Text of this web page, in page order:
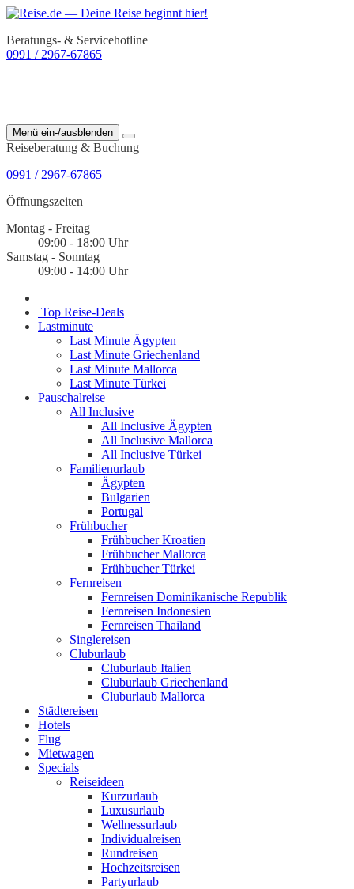
Beratungs- & Servicehotline
0991 / 2967-67865
Menü ein-/ausblenden
Reiseberatung & Buchung
0991 / 2967-67865
Öffnungszeiten
Montag - Freitag
09:00 - 18:00 Uhr
Samstag - Sonntag
09:00 - 14:00 Uhr
Top Reise-Deals
Lastminute
Last Minute Ägypten
Last Minute Griechenland
Last Minute Mallorca
Last Minute Türkei
Pauschalreise
All Inclusive
All Inclusive Ägypten
All Inclusive Mallorca
All Inclusive Türkei
Familienurlaub
Ägypten
Bulgarien
Portugal
Frühbucher
Frühbucher Kroatien
Frühbucher Mallorca
Frühbucher Türkei
Fernreisen
Fernreisen Dominikanische Republik
Fernreisen Indonesien
Fernreisen Thailand
Singlereisen
Cluburlaub
Cluburlaub Italien
Cluburlaub Griechenland
Cluburlaub Mallorca
Städtereisen
Hotels
Flug
Mietwagen
Specials
Reiseideen
Kurzurlaub
Luxusurlaub
Wellnessurlaub
Individualreisen
Rundreisen
Hochzeitsreisen
Partyurlaub